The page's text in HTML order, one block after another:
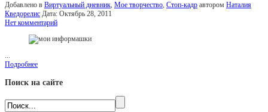
Добавлено в Виртуальный дневник, Мое творчество, Стоп-кадр автором Наталия
Кведорелис Дата: Октябрь 28, 2011
Нет комментарий
...
Подробнее
Поиск на сайте